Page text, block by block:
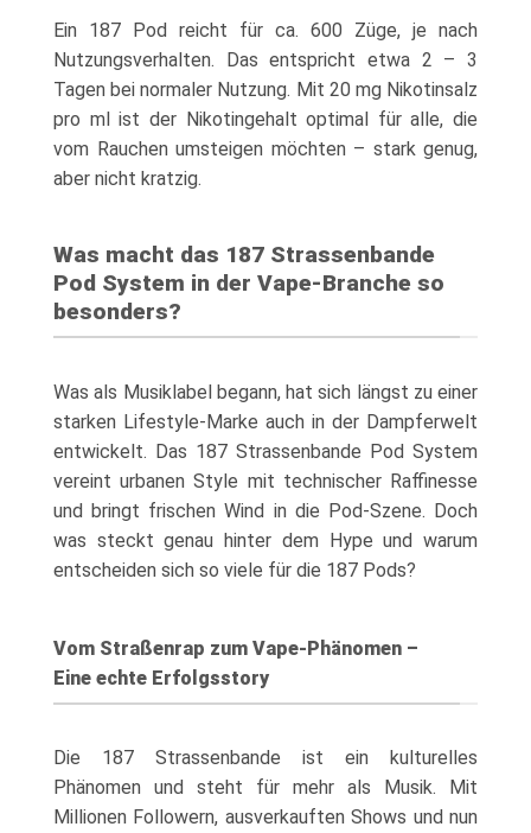
Ein 187 Pod reicht für ca. 600 Züge, je nach
Nutzungsverhalten. Das entspricht etwa 2 – 3
Tagen bei normaler Nutzung. Mit 20 mg Nikotinsalz
pro ml ist der Nikotingehalt optimal für alle, die
vom Rauchen umsteigen möchten – stark genug,
aber nicht kratzig.
Was macht das 187 Strassenbande
Pod System in der Vape-Branche so
besonders?
Was als Musiklabel begann, hat sich längst zu einer
starken Lifestyle-Marke auch in der Dampferwelt
entwickelt. Das 187 Strassenbande Pod System
vereint urbanen Style mit technischer Raffinesse
und bringt frischen Wind in die Pod-Szene. Doch
was steckt genau hinter dem Hype und warum
entscheiden sich so viele für die 187 Pods?
Vom Straßenrap zum Vape-Phänomen –
Eine echte Erfolgsstory
Die 187 Strassenbande ist ein kulturelles
Phänomen und steht für mehr als Musik. Mit
Millionen Followern, ausverkauften Shows und nun